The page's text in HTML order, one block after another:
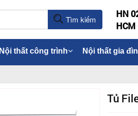
Tìm kiếm
HN
Nội thất công trình Nội thất gia
Tủ